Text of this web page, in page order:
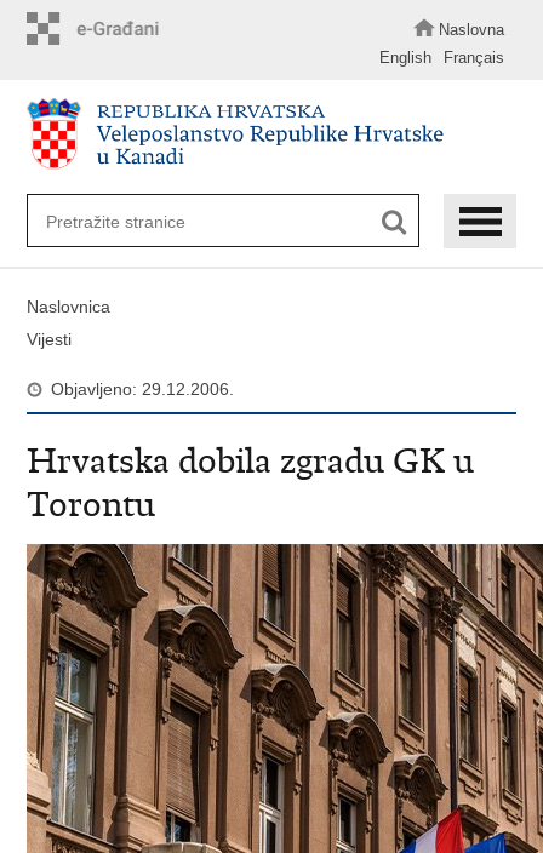
Naslovna
English
Français
Naslovnica
Vijesti
Objavljeno: 29.12.2006.
Hrvatska dobila zgradu GK u
Torontu